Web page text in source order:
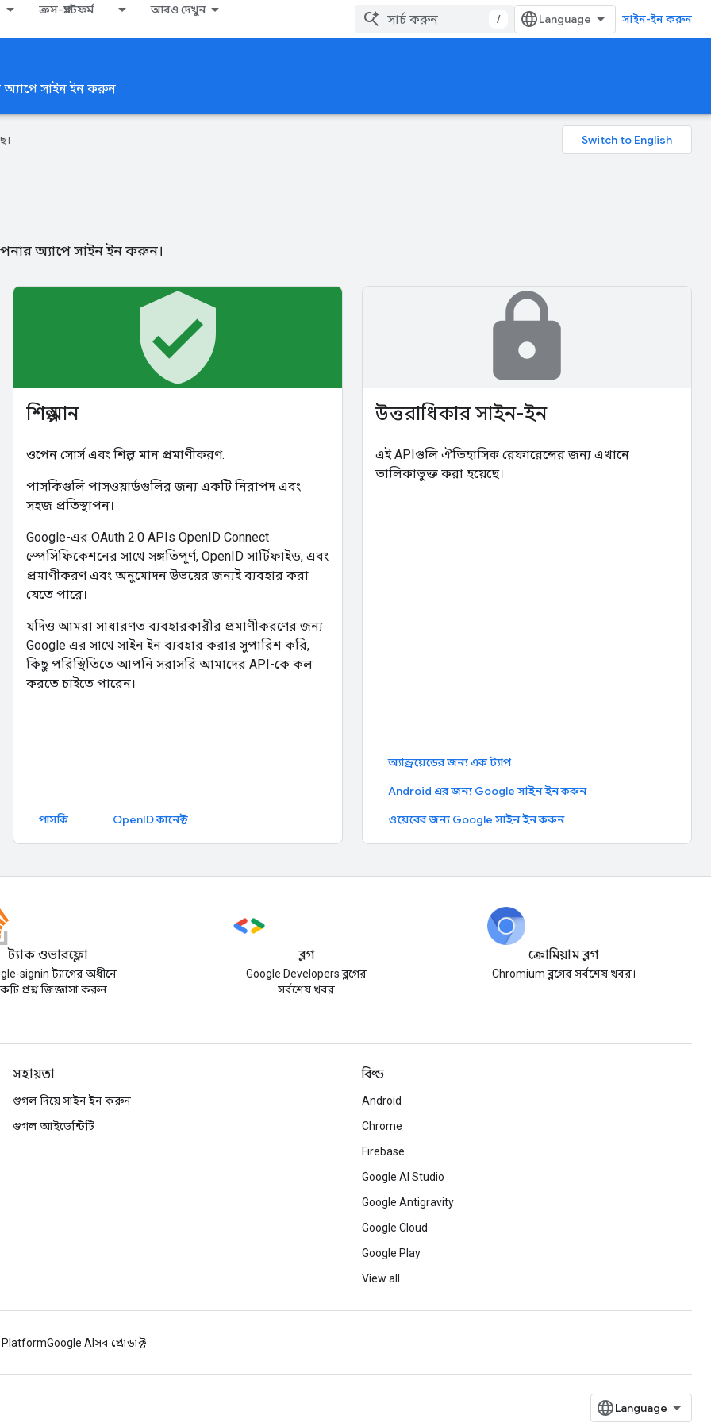
ক্রস-প্ল্যাটফর্ম আরও দেখুন
/ সাইন-ইন করুন
অ্যাপে সাইন ইন করুন
অ্যাপে সাইন ইন করুন।
verified_user
শিল্প মান
ওপেন সোর্স এবং শিল্প মান প্রমাণীকরণ.
পাসকিগুলি পাসওয়ার্ডগুলির জন্য একটি নিরাপদ এবং
সহজ প্রতিস্থাপন।
Google-এর OAuth 2.0 APIs OpenID Connect
স্পেসিফিকেশনের সাথে সঙ্গতিপূর্ণ, OpenID সার্টিফাইড, এবং
প্রমাণীকরণ এবং অনুমোদন উভয়ের জন্যই ব্যবহার করা
যেতে পারে।
যদিও আমরা সাধারণত ব্যবহারকারীর প্রমাণীকরণের জন্য
Google এর সাথে সাইন ইন ব্যবহার করার সুপারিশ করি,
কিছু পরিস্থিতিতে আপনি সরাসরি আমাদের API-কে কল
করতে চাইতে পারেন।
পাসকি OpenID কানেক্ট
lock
উত্তরাধিকার সাইন-ইন
এই APIগুলি ঐতিহাসিক রেফারেন্সের জন্য এখানে
তালিকাভুক্ত করা হয়েছে।
অ্যান্ড্রয়েডের জন্য এক ট্যাপ
Android এর জন্য Google সাইন ইন করুন
ওয়েবের জন্য Google সাইন ইন করুন
স্ট্যাক ওভারফ্লো
signin ট্যাগের অধীনে
প্রশ্ন জিজ্ঞাসা করুন
ব্লগ
Google Developers ব্লগের
সর্বশেষ খবর
ক্রোমিয়াম ব্লগ
Chromium ব্লগের সর্বশেষ খবর।
সহায়তা
গুগল দিয়ে সাইন ইন করুন
গুগল আইডেন্টিটি
বিল্ড
Android
Chrome
Firebase
Google AI Studio
Google Antigravity
Google Cloud
Google Play
View all
PlatformGoogle AI সব প্রোডাক্ট